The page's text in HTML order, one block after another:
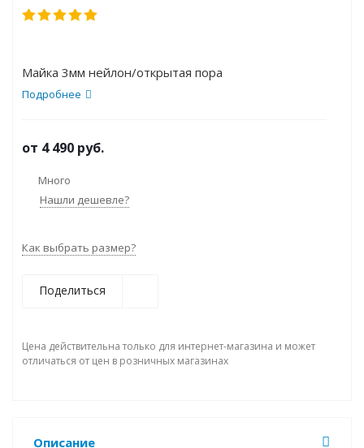
Майка 3мм нейлон/открытая пора
Подробнее
от 4 490 руб.
Много
Нашли дешевле?
Как выбрать размер?
Поделиться
Цена действительна только для интернет-магазина и может
отличаться от цен в розничных магазинах
Описание